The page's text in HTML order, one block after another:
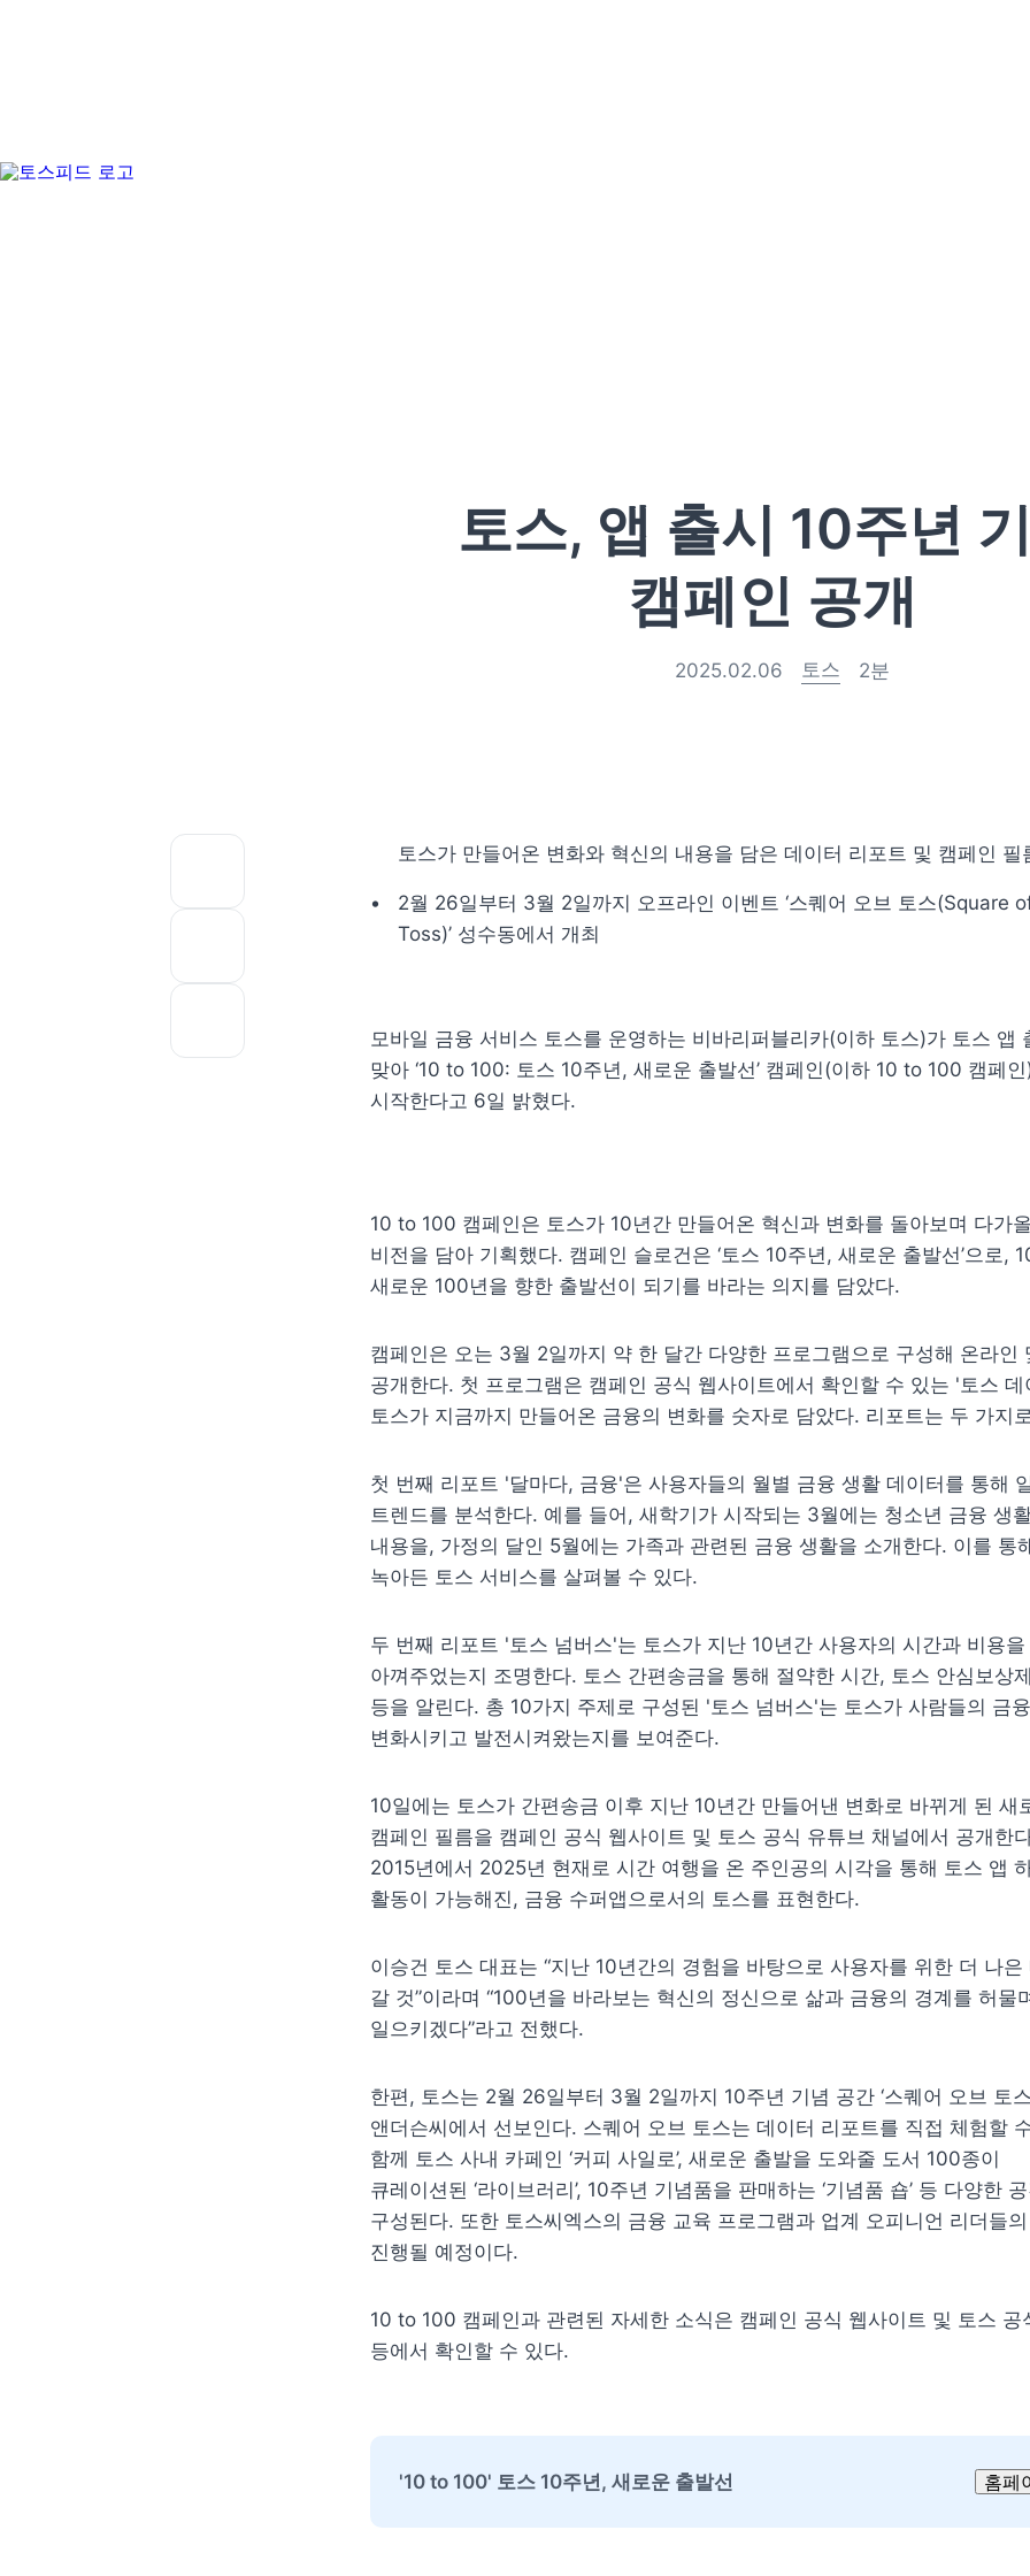
토스, 앱 출시 10주년
캠페인 공개
2025.02.06 토스 2분
토스가 만들어온 변화와 혁신의 내용을 담은 데이터 리포트 및 캠페인 필
2월 26일부터 3월 2일까지 오프라인 이벤트 ‘스퀘어 오브 토스(Square
Toss)’ 성수동에서 개최
모바일 금융 서비스 토스를 운영하는 비바리퍼블리카(이하 토스)가 토스 앱
맞아 ‘10 to 100: 토스 10주년, 새로운 출발선’ 캠페인(이하 10 to 100 캠페
시작한다고 6일 밝혔다.
10 to 100 캠페인은 토스가 10년간 만들어온 혁신과 변화를 돌아보며 다가
비전을 담아 기획했다. 캠페인 슬로건은 ‘토스 10주년, 새로운 출발선’으로,
새로운 100년을 향한 출발선이 되기를 바라는 의지를 담았다.
캠페인은 오는 3월 2일까지 약 한 달간 다양한 프로그램으로 구성해 온라인
공개한다. 첫 프로그램은 캠페인 공식 웹사이트에서 확인할 수 있는 '토스
토스가 지금까지 만들어온 금융의 변화를 숫자로 담았다. 리포트는 두 가지
첫 번째 리포트 '달마다, 금융'은 사용자들의 월별 금융 생활 데이터를 통해
트렌드를 분석한다. 예를 들어, 새학기가 시작되는 3월에는 청소년 금융 생
내용을, 가정의 달인 5월에는 가족과 관련된 금융 생활을 소개한다. 이를 통
녹아든 토스 서비스를 살펴볼 수 있다.
두 번째 리포트 '토스 넘버스'는 토스가 지난 10년간 사용자의 시간과 비용
아껴주었는지 조명한다. 토스 간편송금을 통해 절약한 시간, 토스 안심보상
등을 알린다. 총 10가지 주제로 구성된 '토스 넘버스'는 토스가 사람들의 금
변화시키고 발전시켜왔는지를 보여준다.
10일에는 토스가 간편송금 이후 지난 10년간 만들어낸 변화로 바뀌게 된 새
캠페인 필름을 캠페인 공식 웹사이트 및 토스 공식 유튜브 채널에서 공개한
2015년에서 2025년 현재로 시간 여행을 온 주인공의 시각을 통해 토스 앱
활동이 가능해진, 금융 수퍼앱으로서의 토스를 표현한다.
이승건 토스 대표는 “지난 10년간의 경험을 바탕으로 사용자를 위한 더 나은
갈 것”이라며 “100년을 바라보는 혁신의 정신으로 삶과 금융의 경계를 허물
일으키겠다”라고 전했다.
한편, 토스는 2월 26일부터 3월 2일까지 10주년 기념 공간 ‘스퀘어 오브 토
앤더슨씨에서 선보인다. 스퀘어 오브 토스는 데이터 리포트를 직접 체험할
함께 토스 사내 카페인 ‘커피 사일로’, 새로운 출발을 도와줄 도서 100종이
큐레이션된 ‘라이브러리’, 10주년 기념품을 판매하는 ‘기념품 숍’ 등 다양한
구성된다. 또한 토스씨엑스의 금융 교육 프로그램과 업계 오피니언 리더들
진행될 예정이다.
10 to 100 캠페인과 관련된 자세한 소식은 캠페인 공식 웹사이트 및 토스 공
등에서 확인할 수 있다.
'10 to 100' 토스 10주년, 새로운 출발선 홈페